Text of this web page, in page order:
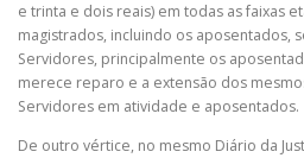
e trinta e dois reais) em todas as faixas
magistrados, incluindo os aposentados,
Servidores, principalmente os
merece reparo e a extensão dos
Servidores em atividade e aposentados.
De outro vértice, no mesmo Diário da